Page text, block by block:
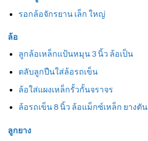
รอกล้อจักรยาน เล็ก ใหญ่
ล้อ
ลูกล้อเหล็กแป้นหมุน 3 นิ้ว ล้อเป็น
ตลับลูกปืนใส่ล้อรถเข็น
ล้อใส่แผงเหล็กรั้วกั้นจราจร
ล้อรถเข็น 8 นิ้ว ล้อแม็กซ์เหล็ก ยางตัน
ลูกยาง